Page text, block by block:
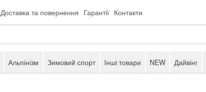
Доставка та повернення Гарантії Контакти
Альпінізм Зимовий спорт Інші товари NEW Дайвінг